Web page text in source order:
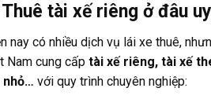
tài xế riêng ở đâu
nay có nhiều dịch vụ lái xe thuê,
Nam cung cấp tài xế riêng, tài xế
với quy trình chuyên nghiệp: